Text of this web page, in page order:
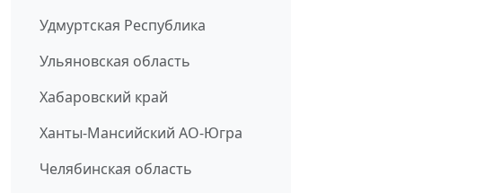
Удмуртская Республика
Ульяновская область
Хабаровский край
Ханты-Мансийский АО-Югра
Челябинская область